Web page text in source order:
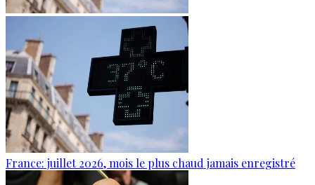
France: juillet 2026, mois le plus chaud jamais enregistré